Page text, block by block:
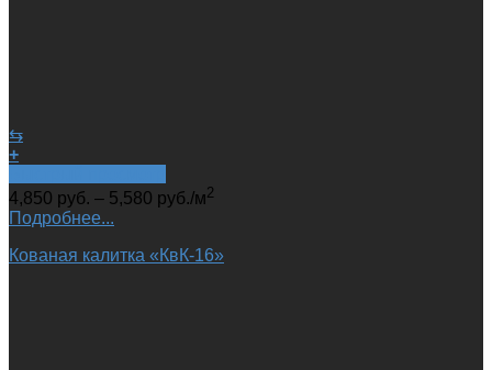
⇆
+
4,850 руб. – 5,580 руб./м2
Подробнее...
Кованая калитка «КвК-16»